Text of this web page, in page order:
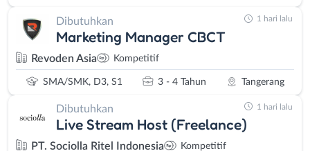
Dibutuhkan
Marketing Manager CBCT
Revoden Asia Kompetitif
SMA/SMK, D3, S1 3 - 4 Tahun Tangerang
1 hari lalu
Dibutuhkan
Live Stream Host (Freelance)
PT. Sociolla Ritel Indonesia Kompetitif
1 hari lalu